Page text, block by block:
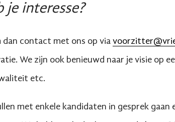
je interesse?
dan contact met ons op via
We zijn ook benieuwd naar je visie op
etc.
met enkele kandidaten in gesprek